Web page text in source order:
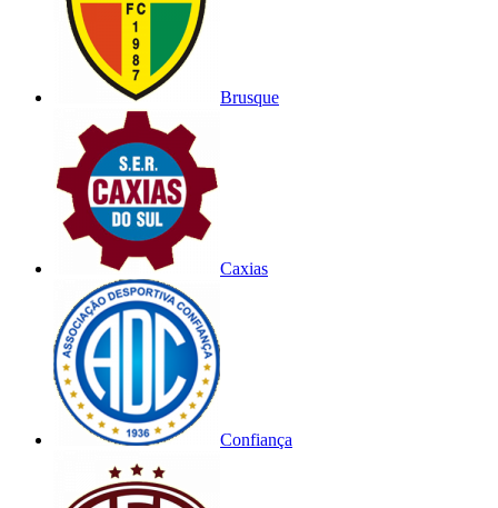
Brusque
Caxias
Confiança